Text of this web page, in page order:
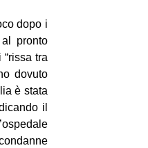
dopo i
pronto
tra
dovuto
è stata
il